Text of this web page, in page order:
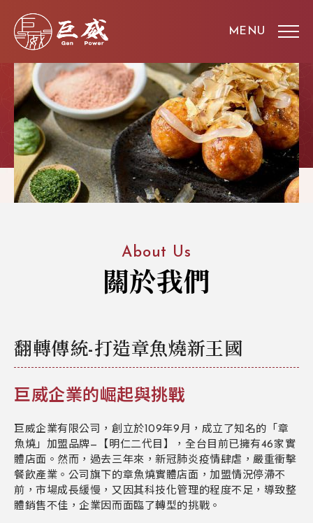
About Us
關於我們
翻轉傳統-打造章魚燒新王國
巨威企業的崛起與挑戰
巨威企業有限公司，創立於109年9月，成立了知名的「章
魚燒」加盟品牌—【明仁二代目】，全台目前已擁有46家實
體店面。然而，過去三年來，新冠肺炎疫情肆虐，嚴重衝擊
餐飲產業。公司旗下的章魚燒實體店面，加盟情況停滯不
前，市場成長緩慢，又因其科技化管理的程度不足，導致整
體銷售不佳，企業因而面臨了轉型的挑戰。